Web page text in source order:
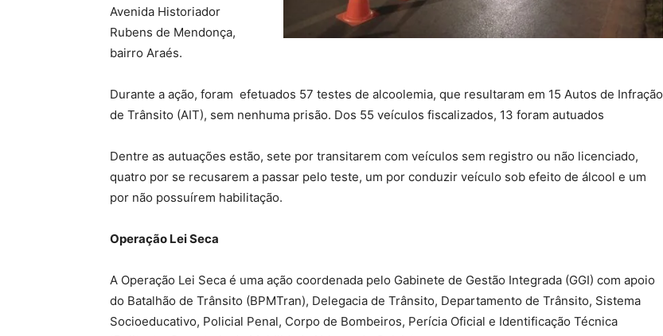
Avenida Historiador
Rubens de Mendonça,
bairro Araés.
Durante a ação, foram efetuados 57 testes de alcoolemia, que resultaram em 15 Autos de Infração
de Trânsito (AIT), sem nenhuma prisão. Dos 55 veículos fiscalizados, 13 foram autuados
Dentre as autuações estão, sete por transitarem com veículos sem registro ou não licenciado,
quatro por se recusarem a passar pelo teste, um por conduzir veículo sob efeito de álcool e um
por não possuírem habilitação.
Operação Lei Seca
A Operação Lei Seca é uma ação coordenada pelo Gabinete de Gestão Integrada (GGI) com apoio
do Batalhão de Trânsito (BPMTran), Delegacia de Trânsito, Departamento de Trânsito, Sistema
Socioeducativo, Policial Penal, Corpo de Bombeiros, Perícia Oficial e Identificação Técnica